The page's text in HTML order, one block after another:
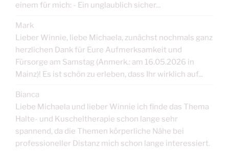
einem für mich: - Ein unglaublich sicher...
Mark
Lieber Winnie, liebe Michaela, zunächst nochmals ganz
herzlichen Dank für Eure Aufmerksamkeit und
Fürsorge am Samstag (Anmerk.: am 16.05.2026 in
Mainz)! Es ist schön zu erleben, dass Ihr wirklich auf...
Bianca
Liebe Michaela und lieber Winnie ich finde das Thema
Halte- und Kuscheltherapie schon lange sehr
spannend, da die Themen körperliche Nähe bei
professioneller Distanz mich schon lange interessiert.